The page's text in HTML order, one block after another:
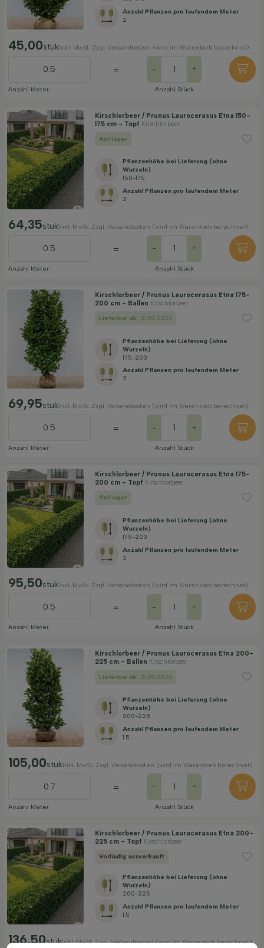
Anzahl Pflanzen pro laufendem Meter
2
45,00stukInkl. MwSt. Zzgl. Versandkosten (wird im Warenkorb berechnet)
Anzahl Meter
= - +
Anzahl Stück
Kirschlorbeer / Prunus Laurocerasus Etna 150-
175 cm - Topf Kirschlorbeer
Auf lager
Pflanzenhöhe bei Lieferung (ohne
Wurzeln)
150-175
Anzahl Pflanzen pro laufendem Meter
2
64,35stukInkl. MwSt. Zzgl. Versandkosten (wird im Warenkorb berechnet)
Anzahl Meter
= - +
Anzahl Stück
Kirschlorbeer / Prunus Laurocerasus Etna 175-
200 cm - Ballen Kirschlorbeer
Lieferbar ab: 21.09.2026
Pflanzenhöhe bei Lieferung (ohne
Wurzeln)
175-200
Anzahl Pflanzen pro laufendem Meter
2
69,95stukInkl. MwSt. Zzgl. Versandkosten (wird im Warenkorb berechnet)
Anzahl Meter
= - +
Anzahl Stück
Kirschlorbeer / Prunus Laurocerasus Etna 175-
200 cm - Topf Kirschlorbeer
Auf lager
Pflanzenhöhe bei Lieferung (ohne
Wurzeln)
175-200
Anzahl Pflanzen pro laufendem Meter
2
95,50stukInkl. MwSt. Zzgl. Versandkosten (wird im Warenkorb berechnet)
Anzahl Meter
= - +
Anzahl Stück
Kirschlorbeer / Prunus Laurocerasus Etna 200-
225 cm - Ballen Kirschlorbeer
Lieferbar ab: 21.09.2026
Pflanzenhöhe bei Lieferung (ohne
Wurzeln)
200-225
Anzahl Pflanzen pro laufendem Meter
1.5
105,00stukInkl. MwSt. Zzgl. Versandkosten (wird im Warenkorb berechnet)
Anzahl Meter
= - +
Anzahl Stück
Kirschlorbeer / Prunus Laurocerasus Etna 200-
225 cm - Topf Kirschlorbeer
Vorläufig ausverkauft
Pflanzenhöhe bei Lieferung (ohne
Wurzeln)
200-225
Anzahl Pflanzen pro laufendem Meter
1.5
136,50stukInkl. MwSt. Zzgl. Versandkosten (wird im Warenkorb berechnet)